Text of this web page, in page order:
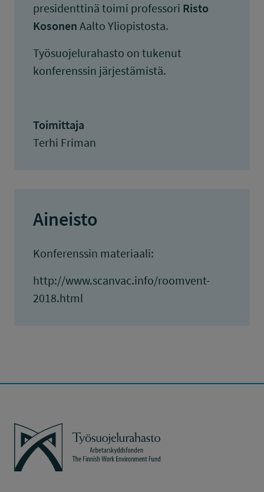
presidenttinä toimi professori Risto
Kosonen Aalto Yliopistosta.
Työsuojelurahasto on tukenut
konferenssin järjestämistä.
Toimittaja
Terhi Friman
Aineisto
Konferenssin materiaali:
http://www.scanvac.info/roomvent-
2018.html
Työsuojelurahasto